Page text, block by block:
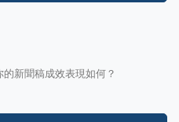
新聞稿成效表現如何？